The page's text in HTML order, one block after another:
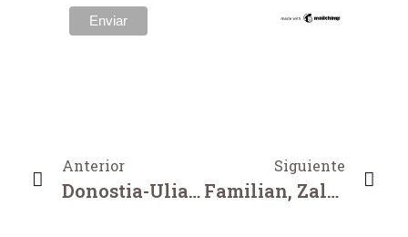
Anterior
Donostia-Ulia-Pasai San Pedro MTB Familian
Siguiente
Familian, Zaldi Gainean, Elur-Oreinen Erreinuan. Naiz Irratian Elkarrizketa